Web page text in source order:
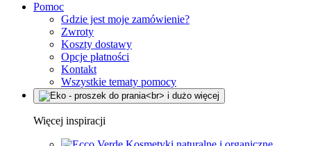
Pomoc
Gdzie jest moje zamówienie?
Zwroty
Koszty dostawy
Opcje płatności
Kontakt
Wszystkie tematy pomocy
Więcej inspiracji